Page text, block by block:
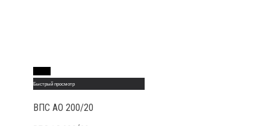
Быстрый просмотр
ВПС АО 200/20